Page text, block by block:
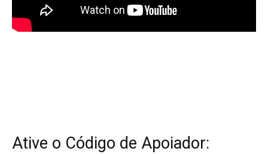
Ative o Código de Apoiador: